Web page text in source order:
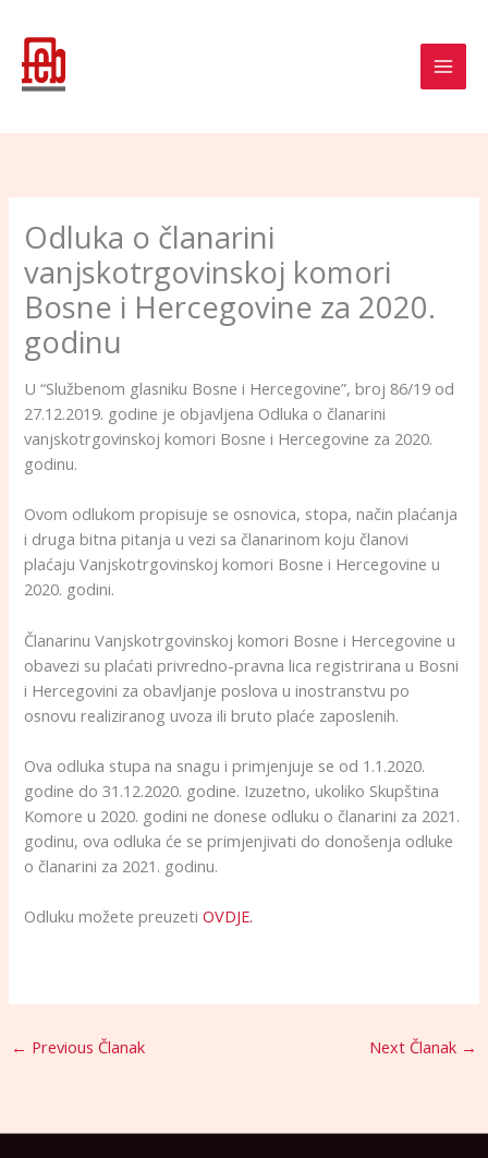
content
Odluka o članarini
vanjskotrgovinskoj komori
Bosne i Hercegovine za 2020.
godinu
U “Službenom glasniku Bosne i Hercegovine”, broj 86/19 od
27.12.2019. godine je objavljena Odluka o članarini
vanjskotrgovinskoj komori Bosne i Hercegovine za 2020.
godinu.
Ovom odlukom propisuje se osnovica, stopa, način plaćanja
i druga bitna pitanja u vezi sa članarinom koju članovi
plaćaju Vanjskotrgovinskoj komori Bosne i Hercegovine u
2020. godini.
Članarinu Vanjskotrgovinskoj komori Bosne i Hercegovine u
obavezi su plaćati privredno-pravna lica registrirana u Bosni
i Hercegovini za obavljanje poslova u inostranstvu po
osnovu realiziranog uvoza ili bruto plaće zaposlenih.
Ova odluka stupa na snagu i primjenjuje se od 1.1.2020.
godine do 31.12.2020. godine. Izuzetno, ukoliko Skupština
Komore u 2020. godini ne donese odluku o članarini za 2021.
godinu, ova odluka će se primjenjivati do donošenja odluke
o članarini za 2021. godinu.
Odluku možete preuzetiOVDJE.
← Previous Članak Next Članak →